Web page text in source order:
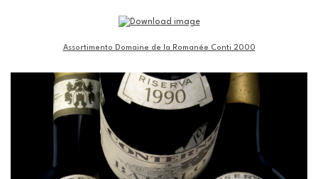
Assortimento Domaine de la Romanée Conti 2000